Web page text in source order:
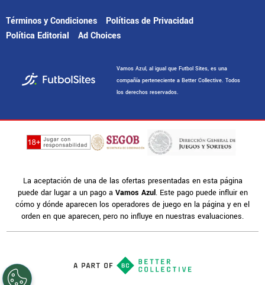
Términos y Condiciones
Políticas de Privacidad
Política Editorial
Ad Choices
Vamos Azul, al igual que Futbol Sites, es una
compañía perteneciente a Better Collective. Todos
los derechos reservados.
La aceptación de una de las ofertas presentadas en esta página
puede dar lugar a un pago a Vamos Azul. Este pago puede influir en
cómo y dónde aparecen los operadores de juego en la página y en el
orden en que aparecen, pero no influye en nuestras evaluaciones.